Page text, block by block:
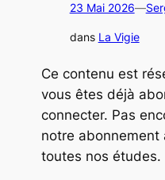
23 Mai 2026—
dans La Vigie
Ce contenu est
vous êtes déjà
connecter. Pas
notre abonnement
toutes nos études.